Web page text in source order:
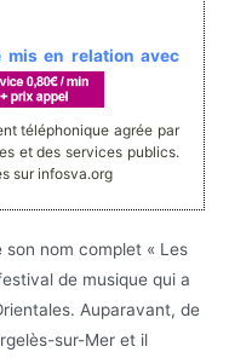
mis en relation avec
téléphonique agrée par
et des services publics.
sur infosva.org
son nom complet « Les
de musique qui a
Auparavant, de
sur-Mer et il